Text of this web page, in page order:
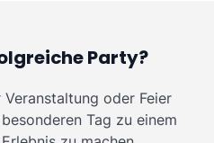
Party?
oder Feier
Tag zu einem